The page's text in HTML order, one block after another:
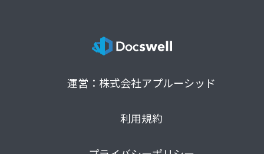
運営：株式会社アプルーシッド
利用規約